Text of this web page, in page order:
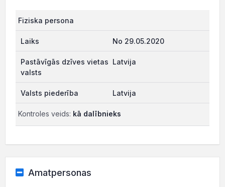
Fiziska persona
No 29.05.2020
Latvija
Latvija
Kontroles veids: kā dalībnieks
Amatpersonas